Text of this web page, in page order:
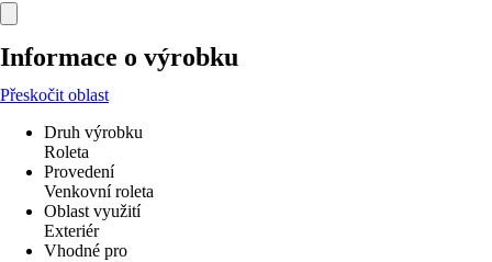
Informace o výrobku
Přeskočit oblast
Druh výrobku
Roleta
Provedení
Venkovní roleta
Oblast využití
Exteriér
Vhodné pro